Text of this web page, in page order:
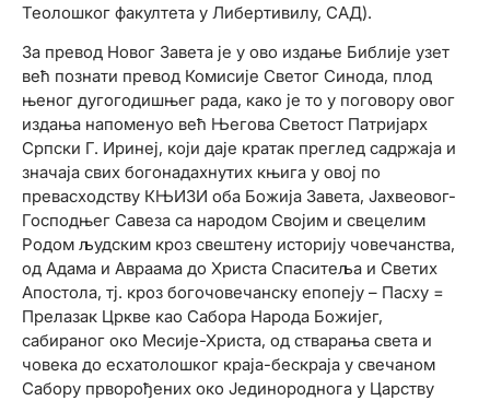
Теолошког факултета у Либертивилу, САД).
За превод Новог Завета је у ово издање Библије узет
већ познати превод Комисије Светог Синода, плод
њеног дугогодишњег рада, како је то у поговору овог
издања напоменуо већ Његова Светост Патријарх
Српски Г. Иринеј, који даје кратак преглед садржаја и
значаја свих богонадахнутих књига у овој по
превасходству КЊИЗИ оба Божија Завета, Јахвеовог-
Господњег Савеза са народом Својим и свецелим
Родом људским кроз свештену историју човечанства,
од Адама и Авраама до Христа Спаситеља и Светих
Апостола, тј. кроз богочовечанску епопеју – Пасху =
Прелазак Цркве као Сабора Народа Божијег,
сабираног око Месије-Христа, од стварања света и
човека до есхатолошког краја-бескраја у свечаном
Сабору прворођених око Јединороднога у Царству